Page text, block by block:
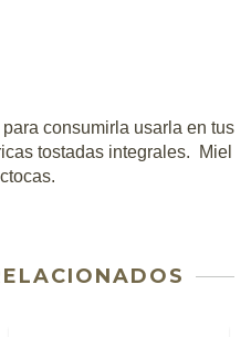
consumirla usarla en tus
tostadas integrales. Miel